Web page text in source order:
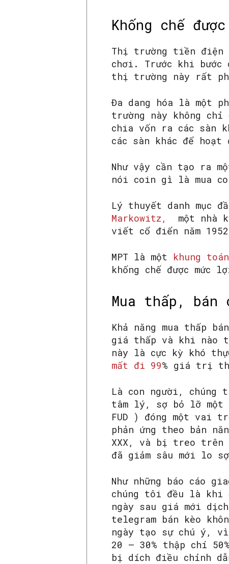
Khống chế
Thị trường tiền điện
chơi. Trước khi bước
thị trường này rất
Đa dang hóa là một
trường này không
chia vốn ra các sàn
các sàn khác để hoạt
Như vậy cần tạo ra
nói coin gì là mua
Lý thuyết danh mục
Markowitz,
một nhà
viết cổ điển năm
MPT là một khung
khống chế được mức
Mua thấp, bán
Khả năng mua thấp
giá thấp và khi nào
này là cực kỳ khó
mất đi 99% giá trị
Là con người, chúng
tâm lý, sợ bỏ lỡ
FUD ) đóng một vai
phản ứng theo bản
XXX, và bị treo trên
đã giảm sâu mới lo
Như những báo cáo
chúng tôi đều là khi
ngày sau giá mới
telegram bán kèo
ngày tạo sự chú ý,
20 – 30% thập chí
bị dích điều chỉnh